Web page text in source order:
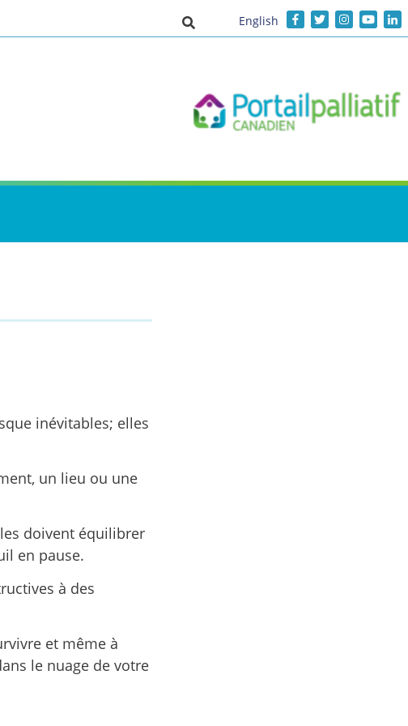
Activer/désactiver la saisie de
English
inévitables; elles
un lieu ou une
doivent équilibrer
en pause.
à des
et même à
le nuage de votre